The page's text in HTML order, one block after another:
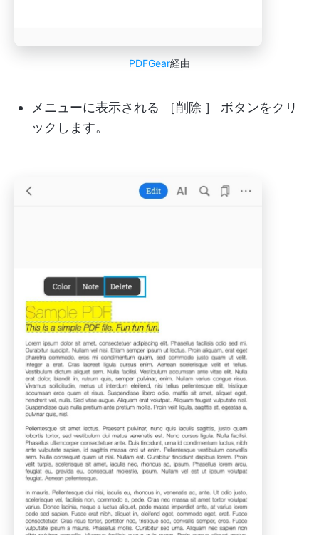
PDFGear経由
メニューに表示される ［削除 ］ ボタンをクリ
ックします。